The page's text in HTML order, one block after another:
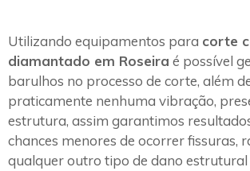
Utilizando equipamentos para corte
diamantado em Roseira é possível
barulhos no processo de corte, além
praticamente nenhuma vibração,
estrutura, assim garantimos
chances menores de ocorrer fissuras,
qualquer outro tipo de dano estrutural